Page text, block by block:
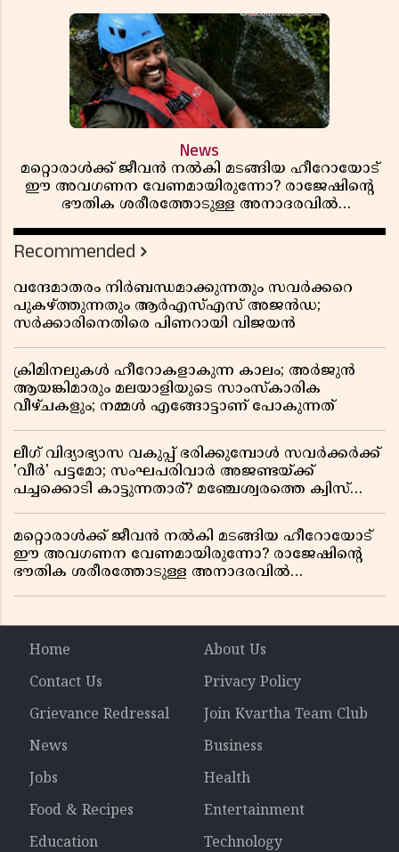
News
മറ്റൊരാൾക്ക് ജീവൻ നൽകി മടങ്ങിയ ഹീറോയോട്
ഈ അവഗണന വേണമായിരുന്നോ? രാജേഷിൻ്റെ
ഭൗതിക ശരീരത്തോടുള്ള അനാദരവിൽ
Recommended
വന്ദേമാതരം നിർബന്ധമാക്കുന്നതും സവർക്കറെ
പുകഴ്ത്തുന്നതും ആർഎസ്എസ് അജൻഡ;
സർക്കാരിനെതിരെ പിണറായി വിജയൻ
ക്രിമിനലുകൾ ഹീറോകളാകുന്ന കാലം; അർജുൻ
ആയങ്കിമാരും മലയാളിയുടെ സാംസ്കാരിക
വീഴ്ചകളും; നമ്മൾ എങ്ങോട്ടാണ് പോകുന്നത്
ലീഗ് വിദ്യാഭ്യാസ വകുപ്പ് ഭരിക്കുമ്പോൾ സവർക്കർക്ക്
'വീർ' പട്ടമോ; സംഘപരിവാർ അജണ്ടയ്ക്ക്
പച്ചക്കൊടി കാട്ടുന്നതാര്? മഞ്ചേശ്വരത്തെ ക്വിസ്
മറ്റൊരാൾക്ക് ജീവൻ നൽകി മടങ്ങിയ ഹീറോയോട്
ഈ അവഗണന വേണമായിരുന്നോ? രാജേഷിൻ്റെ
ഭൗതിക ശരീരത്തോടുള്ള അനാദരവിൽ
Home
About Us
Contact Us
Privacy Policy
Grievance Redressal
Join Kvartha Team Club
News
Business
Jobs
Health
Food & Recipes
Entertainment
Education
Technology